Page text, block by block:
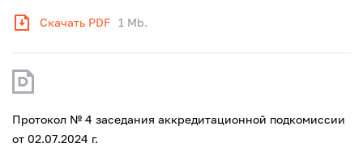
Скачать PDF 1 Mb.
Протокол № 4 заседания аккредитационной подкомиссии
от 02.07.2024 г.